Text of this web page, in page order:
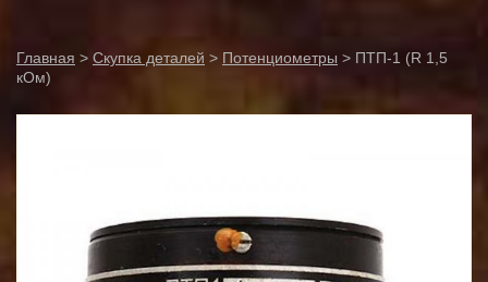
Главная > Скупка деталей > Потенциометры > ПТП-1 (R 1,5
кОм)